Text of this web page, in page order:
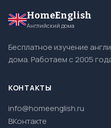
HomeEnglish
Английский дома
Бесплатное изучение
дома. Работаем с 2005
КОНТАКТЫ
info@homeenglish.ru
ВКонтакте